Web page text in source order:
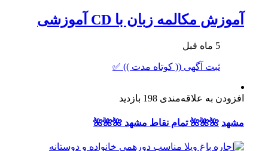
آموزش مکالمه زبان با CD آموزشی
5 ماه قبل
ثبت آگهی (( کوتاه مدت )) ✅
افزودن به علاقه‌مندی 198 بازدید
مشهد 🌺🌺🌺 تمام نقاط مشهد 🌺🌺🌺